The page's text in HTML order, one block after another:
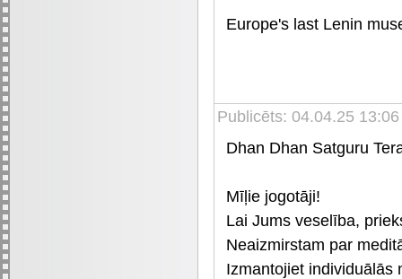
Europe's last Lenin
Publicēts: 04.04.25 13:06
Dhan Dhan Satguru
Mīļie jogotāji!
Lai Jums veselība,
Neaizmirstam par
Izmantojiet individuālās